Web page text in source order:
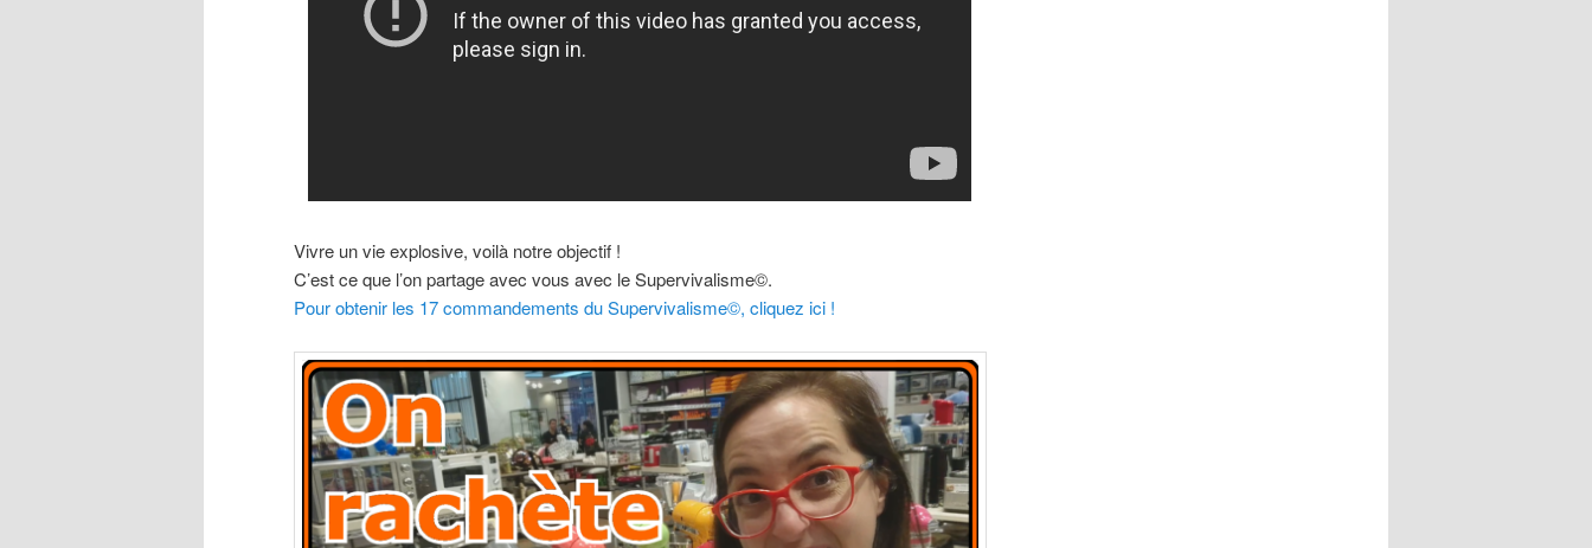
Vivre un vie explosive, voilà notre objectif !
C’est ce que l’on partage avec vous avec le Supervivalisme©.
Pour obtenir les 17 commandements du Supervivalisme©, cliquez ici !